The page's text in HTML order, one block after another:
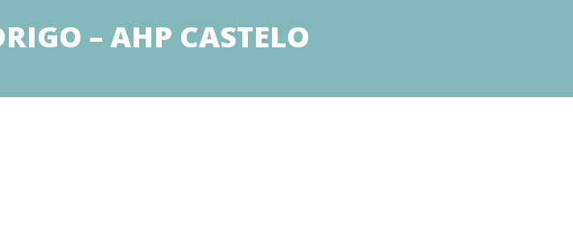
– AHP CASTELO